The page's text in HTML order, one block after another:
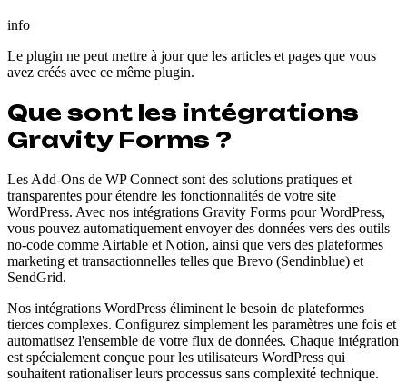
info
Le plugin ne peut mettre à jour que les articles et pages que vous
avez créés avec ce même plugin.
Que sont les intégrations
Gravity Forms ?
Les Add-Ons de WP Connect sont des solutions pratiques et
transparentes pour étendre les fonctionnalités de votre site
WordPress. Avec nos intégrations Gravity Forms pour WordPress,
vous pouvez automatiquement envoyer des données vers des outils
no-code comme Airtable et Notion, ainsi que vers des plateformes
marketing et transactionnelles telles que Brevo (Sendinblue) et
SendGrid.
Nos intégrations WordPress éliminent le besoin de plateformes
tierces complexes. Configurez simplement les paramètres une fois et
automatisez l'ensemble de votre flux de données. Chaque intégration
est spécialement conçue pour les utilisateurs WordPress qui
souhaitent rationaliser leurs processus sans complexité technique.